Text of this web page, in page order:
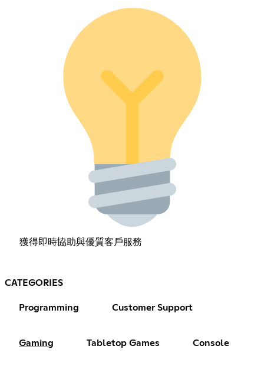
獲得即時協助與優質客戶服務
CATEGORIES
Programming Customer Support
Gaming Tabletop Games Console